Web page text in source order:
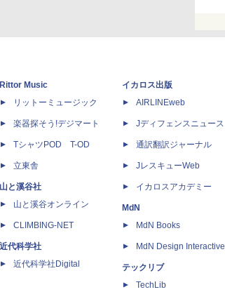
Rittor Music
リットーミュージック
楽器探そう!デジマート
TシャツPOD T-OD
立東舎
山と溪谷社
山と溪谷オンライン
CLIMBING-NET
近代科学社
近代科学社Digital
イカロス出版
AIRLINEweb
Jディフェンスニュース
通訳翻訳ジャーナル
JレスキューWeb
イカロスアカデミー
MdN
MdN Books
MdN Design Interactive
テックリブ
TechLib